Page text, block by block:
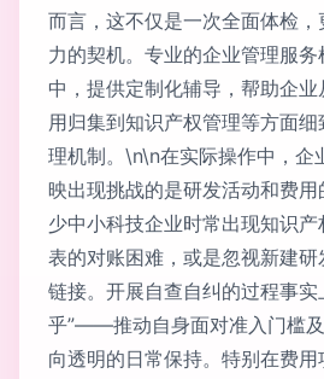
而言，这不仅是一次全面体检
力的契机。专业的企业管理服
中，提供定制化辅导，帮助企
用归集到知识产权管理等方面
理机制。\n\n在实际操作中，企
映出现挑战的是研发活动和费
少中小科技企业时常出现知识
表的对账困难，或是忽视新建
链接。开展自查自纠的过程事实
乎”——推动自身面对准入门槛
向透明的日常保持。特别在费